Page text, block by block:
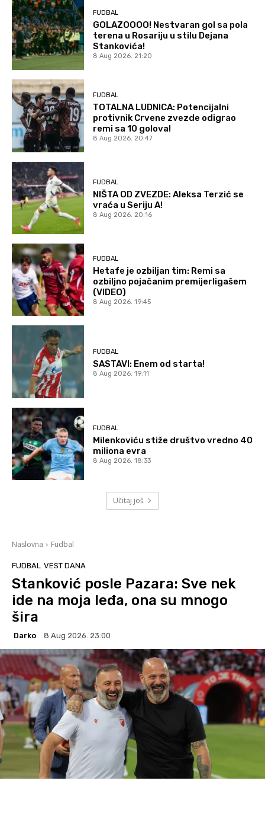
FUDBAL
GOLAZOOOO! Nestvaran gol sa pola
terena u Rosariju u stilu Dejana
Stankovića!
8 Aug 2026. 21:20
FUDBAL
TOTALNA LUDNICA: Potencijalni
protivnik Crvene zvezde odigrao
remi sa 10 golova!
8 Aug 2026. 20:47
FUDBAL
NIŠTA OD ZVEZDE: Aleksa Terzić se
vraća u Seriju A!
8 Aug 2026. 20:16
FUDBAL
Hetafe je ozbiljan tim: Remi sa
ozbiljno pojačanim premijerligašem
(VIDEO)
8 Aug 2026. 19:45
FUDBAL
SASTAVI: Enem od starta!
8 Aug 2026. 19:11
FUDBAL
Milenkoviću stiže društvo vredno 40
miliona evra
8 Aug 2026. 18:33
Učitaj još